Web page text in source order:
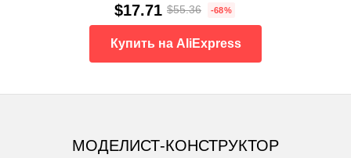
$17.71 $55.36 -68%
Купить на AliExpress
МОДЕЛИСТ-КОНСТРУКТОР